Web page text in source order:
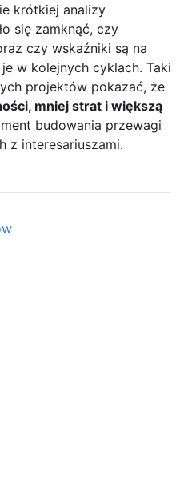
krótkiej analizy
się zamknąć, czy
czy wskaźniki są na
w kolejnych cyklach. Taki
projektów pokazać, że
mniej strat i większą
budowania przewagi
z interesariuszami.